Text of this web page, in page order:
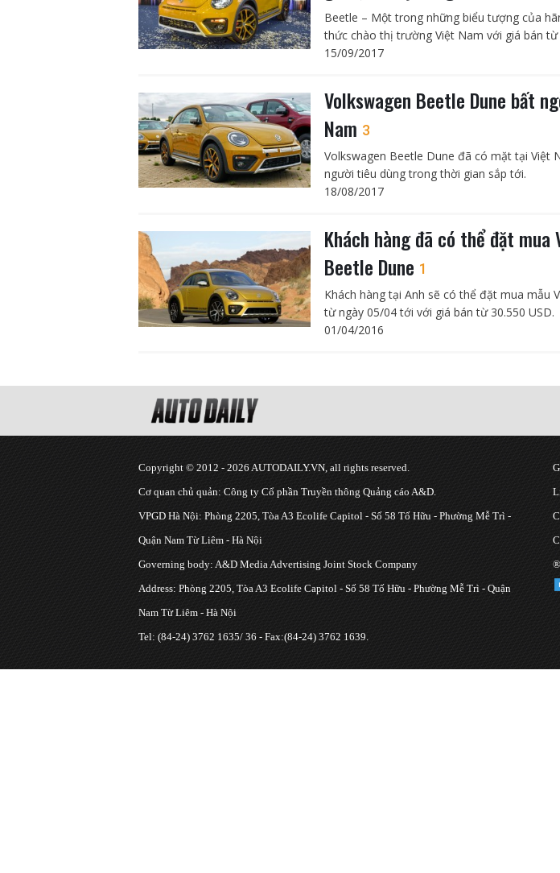
Beetle – Một trong những biểu tượng của
thức chào thị trường Việt Nam với giá bán từ
15/09/2017
Volkswagen Beetle Dune bất
Nam 3
Volkswagen Beetle Dune đã có mặt tại Việt
người tiêu dùng trong thời gian sắp tới.
18/08/2017
Khách hàng đã có thể đặt mua
Beetle Dune 1
Khách hàng tại Anh sẽ có thể đặt mua mẫu
từ ngày 05/04 tới với giá bán từ 30.550 USD.
01/04/2016
Copyright © 2012 - 2026 AUTODAILY.VN, all rights reserved.
Cơ quan chủ quản: Công ty Cổ phần Truyền thông Quảng cáo A&D.
VPGD Hà Nội: Phòng 2205, Tòa A3 Ecolife Capitol - Số 58 Tố Hữu - Phường Mễ Trì -
Quận Nam Từ Liêm - Hà Nội
Governing body: A&D Media Advertising Joint Stock Company
Address: Phòng 2205, Tòa A3 Ecolife Capitol - Số 58 Tố Hữu - Phường Mễ Trì - Quận
Nam Từ Liêm - Hà Nội
Tel: (84-24) 3762 1635/ 36 - Fax:(84-24) 3762 1639.